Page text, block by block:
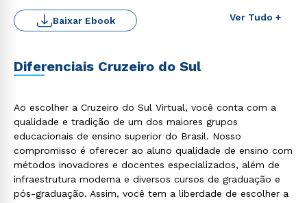
Ver Tudo +
Baixar Ebook
Diferenciais Cruzeiro do Sul
Ao escolher a Cruzeiro do Sul Virtual, você conta com a
qualidade e tradição de um dos maiores grupos
educacionais de ensino superior do Brasil. Nosso
compromisso é oferecer ao aluno qualidade de ensino com
métodos inovadores e docentes especializados, além de
infraestrutura moderna e diversos cursos de graduação e
pós-graduação. Assim, você tem a liberdade de escolher a
Rápido e fácil
WhatsApp
ou